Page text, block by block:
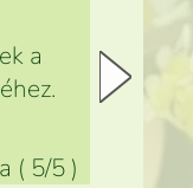
a
( 5/5 )